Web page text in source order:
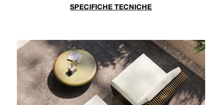
SPECIFICHE TECNICHE